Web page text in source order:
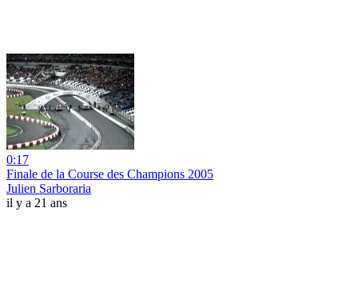
0:17
Finale de la Course des Champions 2005
Julien Sarboraria
il y a 21 ans